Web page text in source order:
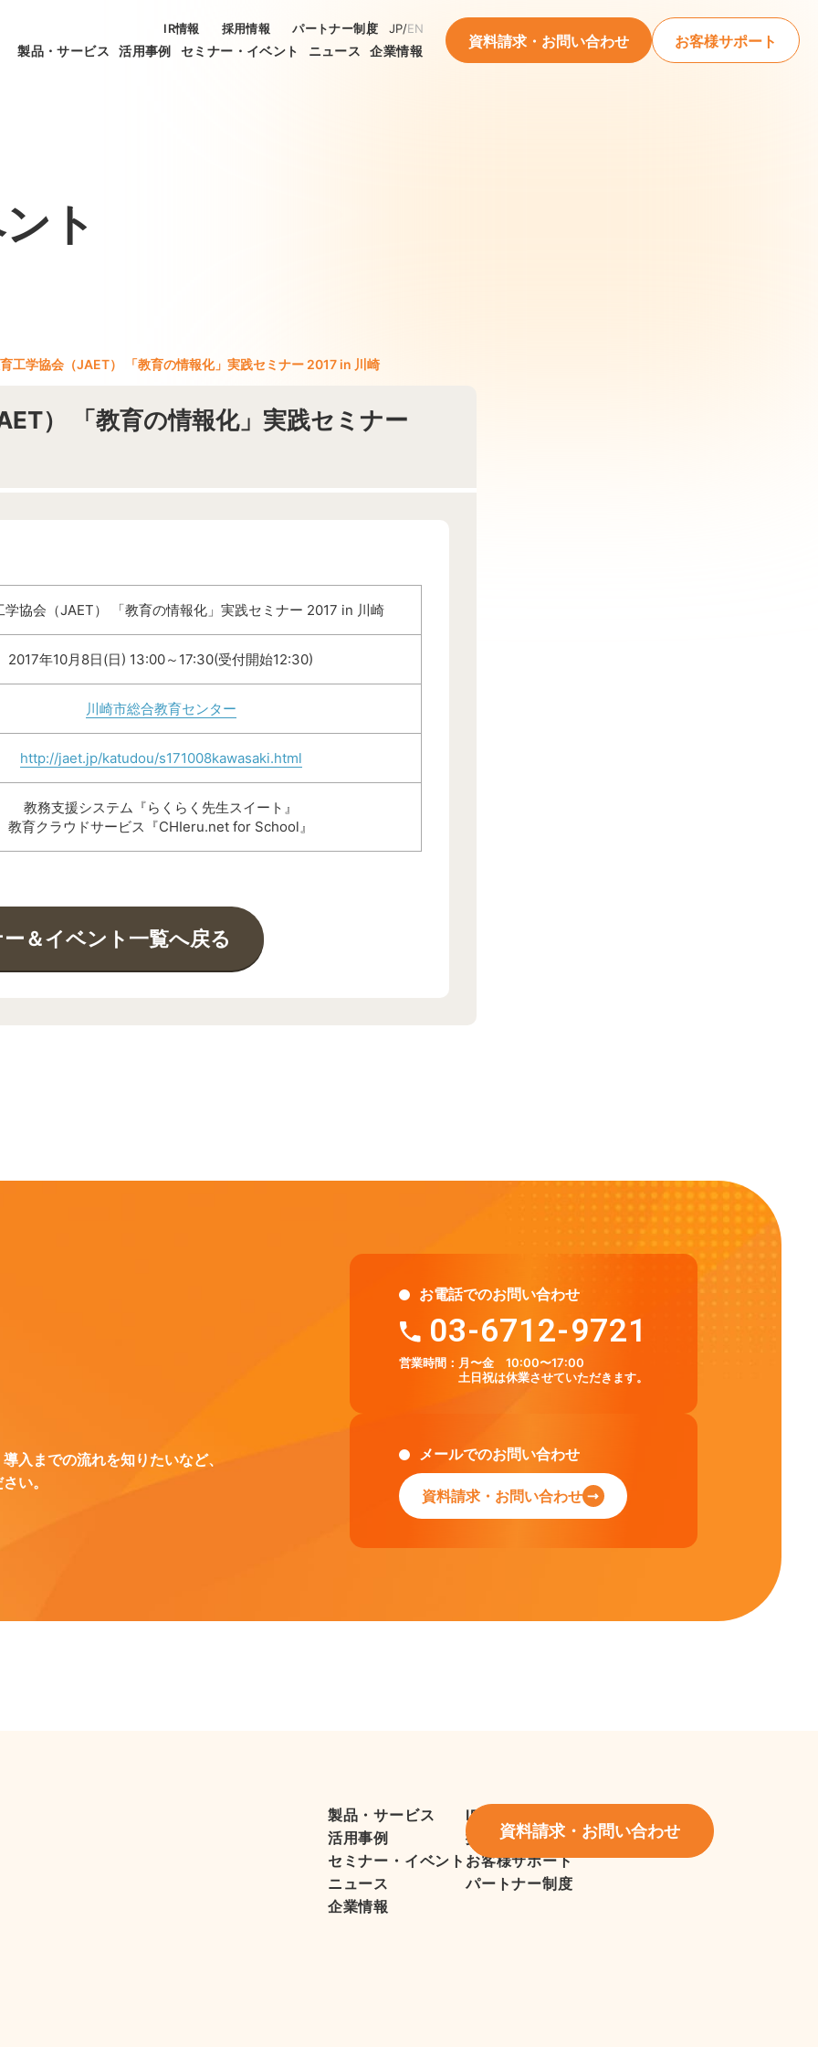
製品・サービス 活用事例 セミナー・イベント ニュース 企業情報
IR情報 採用情報 パートナー制度 JP/EN
資料請求・お問い合わせ お客様サポート
ト
工学協会（JAET） 「教育の情報化」実践セミナー 2017 in 川崎
） 「教育の情報化」実践セミナー
学協会（JAET） 「教育の情報化」実践セミナー 2017 in 川崎
2017年10月8日(日) 13:00～17:30(受付開始12:30)
川崎市総合教育センター
http://jaet.jp/katudou/s171008kawasaki.html
教務支援システム『らくらく先生スイート』
教育クラウドサービス『CHIeru.net for School』
＆イベント一覧へ戻る
入までの流れを知りたいなど、
い。
お電話でのお問い合わせ
03-6712-9721
営業時間： 月〜金 10:00〜17:00
土日祝は休業させていただきます。
メールでのお問い合わせ
資料請求・お問い合わせ
製品・サービス
活用事例
セミナー・イベント
ニュース
企業情報
IR情報
採用情報
お客様サポート
パートナー制度
資料請求・お問い合わせ